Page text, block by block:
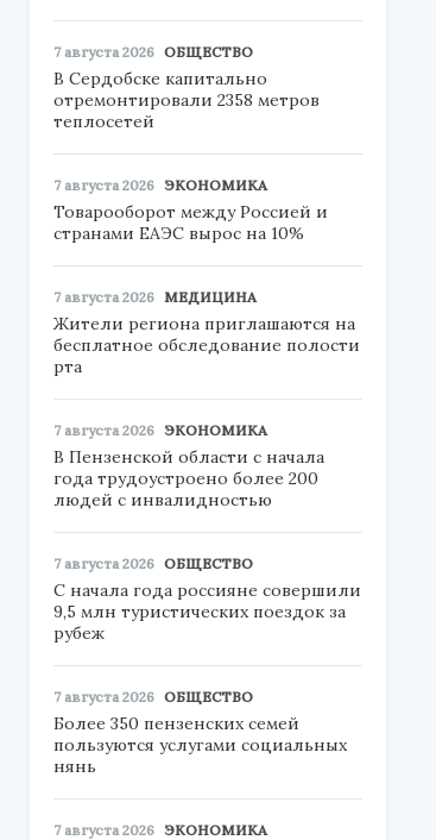
7 августа 2026 ОБЩЕСТВО
В Сердобске капитально
отремонтировали 2358 метров
теплосетей
7 августа 2026 ЭКОНОМИКА
Товарооборот между Россией и
странами ЕАЭС вырос на 10%
7 августа 2026 МЕДИЦИНА
Жители региона приглашаются на
бесплатное обследование полости
рта
7 августа 2026 ЭКОНОМИКА
В Пензенской области с начала
года трудоустроено более 200
людей с инвалидностью
7 августа 2026 ОБЩЕСТВО
С начала года россияне совершили
9,5 млн туристических поездок за
рубеж
7 августа 2026 ОБЩЕСТВО
Более 350 пензенских семей
пользуются услугами социальных
нянь
7 августа 2026 ЭКОНОМИКА